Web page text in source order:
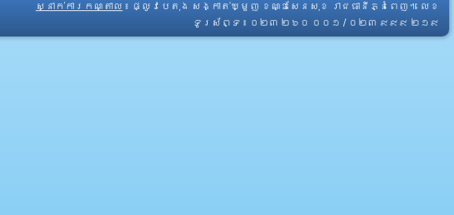
ស្នាក់ការកណ្តាល ៖ ផ្លូវបេតុង សង្កាត់ឃ្មួញ ខណ្ឌសែនសុខ រាជធានីភ្នំពេញ។ លេខ
ទូរស័ព្ទ ៖ ០២៣ ២៦០ ០០១ / ០២៣ ៩៩៩ ២១៩